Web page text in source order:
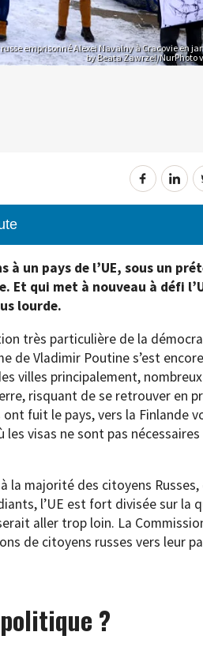
emprisonné Alexei Navalny à Cracovie en
by Beata Zawrzel/NurPhoto
à un pays de l’UE, sous un
Et qui met à nouveau à défi
lourde.
très particulière de la
de Vladimir Poutine s’est encore
villes principalement,
risquant de se retrouver en
fuit le pays, vers la Finlande
visas ne sont pas nécessaires
à la majorité des citoyens
l’UE est fort divisée sur la
aller trop loin. La
de citoyens russes vers leur
?